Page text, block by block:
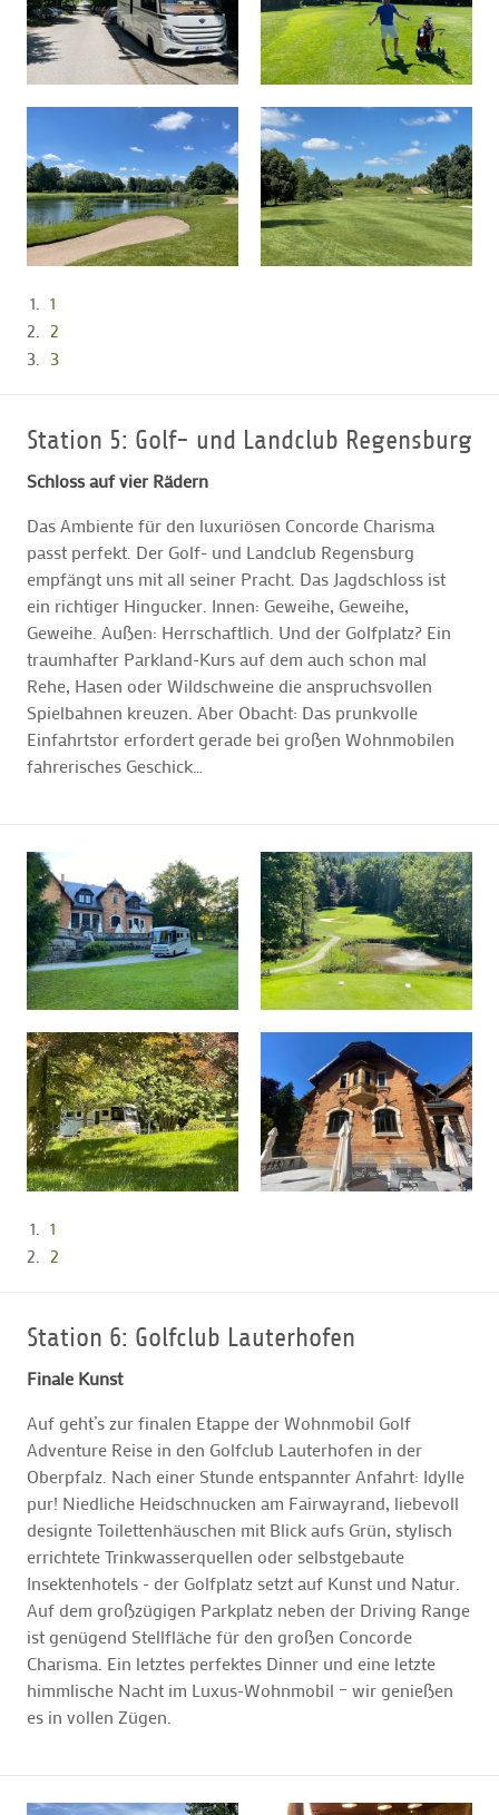
1
2
3
Station 5: Golf- und Landclub Regensburg
Schloss auf vier Rädern
Das Ambiente für den luxuriösen Concorde Charisma
passt perfekt. Der Golf- und Landclub Regensburg
empfängt uns mit all seiner Pracht. Das Jagdschloss ist
ein richtiger Hingucker. Innen: Geweihe, Geweihe,
Geweihe. Außen: Herrschaftlich. Und der Golfplatz? Ein
traumhafter Parkland-Kurs auf dem auch schon mal
Rehe, Hasen oder Wildschweine die anspruchsvollen
Spielbahnen kreuzen. Aber Obacht: Das prunkvolle
Einfahrtstor erfordert gerade bei großen Wohnmobilen
fahrerisches Geschick…
1
2
Station 6: Golfclub Lauterhofen
Finale Kunst
Auf geht’s zur finalen Etappe der Wohnmobil Golf
Adventure Reise in den Golfclub Lauterhofen in der
Oberpfalz. Nach einer Stunde entspannter Anfahrt: Idylle
pur! Niedliche Heidschnucken am Fairwayrand, liebevoll
designte Toilettenhäuschen mit Blick aufs Grün, stylisch
errichtete Trinkwasserquellen oder selbstgebaute
Insektenhotels - der Golfplatz setzt auf Kunst und Natur.
Auf dem großzügigen Parkplatz neben der Driving Range
ist genügend Stellfläche für den großen Concorde
Charisma. Ein letztes perfektes Dinner und eine letzte
himmlische Nacht im Luxus-Wohnmobil – wir genießen
es in vollen Zügen.